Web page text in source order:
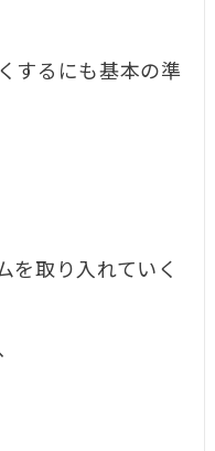
するにも基本の準
を取り入れていく